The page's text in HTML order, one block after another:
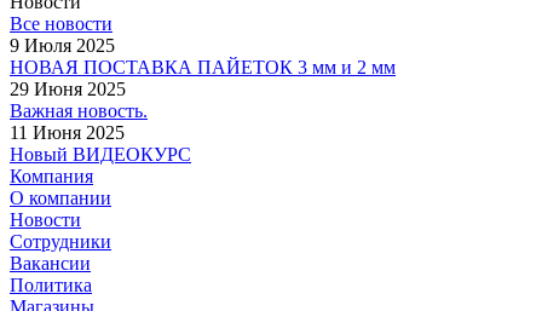
Все новости
9 Июля 2025
НОВАЯ ПОСТАВКА ПАЙЕТОК 3 мм и 2 мм
29 Июня 2025
Важная новость.
11 Июня 2025
Новый ВИДЕОКУРС
Компания
О компании
Новости
Сотрудники
Вакансии
Политика